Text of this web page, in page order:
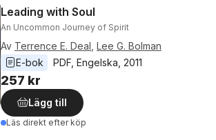
Leading with Soul
An Uncommon Journey of Spirit
Av Terrence E. Deal Lee G. Bolman
E-bok
PDF Engelska 2011
257 kr
Lägg till
Läs direkt efter köp